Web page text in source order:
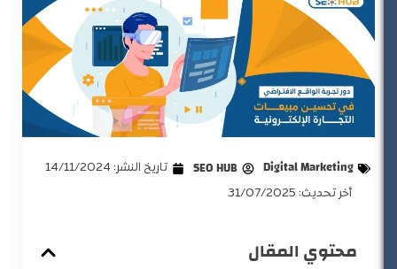
Digital Marketing
SEO HUB تاريخ النشر:14/11/2024
أخر تحديث: 31/07/2025
محتوي المقال